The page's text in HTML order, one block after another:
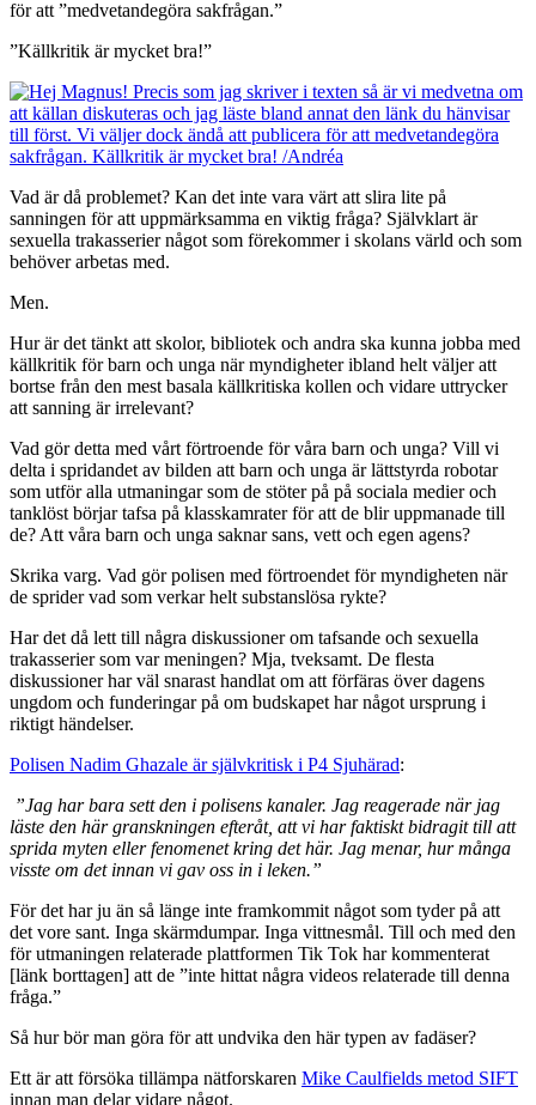
för att ”medvetandegöra sakfrågan.”
”Källkritik är mycket bra!”
Vad är då problemet? Kan det inte vara värt att slira lite på
sanningen för att uppmärksamma en viktig fråga? Självklart är
sexuella trakasserier något som förekommer i skolans värld och som
behöver arbetas med.
Men.
Hur är det tänkt att skolor, bibliotek och andra ska kunna jobba med
källkritik för barn och unga när myndigheter ibland helt väljer att
bortse från den mest basala källkritiska kollen och vidare uttrycker
att sanning är irrelevant?
Vad gör detta med vårt förtroende för våra barn och unga? Vill vi
delta i spridandet av bilden att barn och unga är lättstyrda robotar
som utför alla utmaningar som de stöter på på sociala medier och
tanklöst börjar tafsa på klasskamrater för att de blir uppmanade till
de? Att våra barn och unga saknar sans, vett och egen agens?
Skrika varg. Vad gör polisen med förtroendet för myndigheten när
de sprider vad som verkar helt substanslösa rykte?
Har det då lett till några diskussioner om tafsande och sexuella
trakasserier som var meningen? Mja, tveksamt. De flesta
diskussioner har väl snarast handlat om att förfäras över dagens
ungdom och funderingar på om budskapet har något ursprung i
riktigt händelser.
Polisen Nadim Ghazale är självkritisk i P4 Sjuhärad:
”Jag har bara sett den i polisens kanaler. Jag reagerade när jag
läste den här granskningen efteråt, att vi har faktiskt bidragit till att
sprida myten eller fenomenet kring det här. Jag menar, hur många
visste om det innan vi gav oss in i leken.”
För det har ju än så länge inte framkommit något som tyder på att
det vore sant. Inga skärmdumpar. Inga vittnesmål. Till och med den
för utmaningen relaterade plattformen Tik Tok har kommenterat
[länk borttagen] att de ”inte hittat några videos relaterade till denna
fråga.”
Så hur bör man göra för att undvika den här typen av fadäser?
Ett är att försöka tillämpa nätforskaren Mike Caulfields metod SIFT
innan man delar vidare något.